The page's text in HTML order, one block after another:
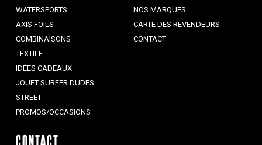
WATERSPORTS
AXIS FOILS
COMBINAISONS
TEXTILE
IDÉES CADEAUX
JOUET SURFER DUDES
STREET
PROMOS/OCCASIONS
NOS MARQUES
CARTE DES REVENDEURS
CONTACT